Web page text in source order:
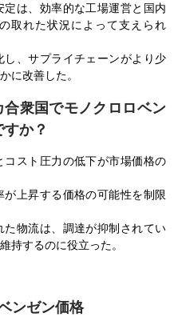
は、効率的な工場運営と国内
取れた状況によって支えられ
、サプライチェーンがより少
に改善した。
衆国でモノクロロベン
か？
スト圧力の低下が市場価格の
上昇する価格の可能性を制限
物流は、調達が抑制されてい
持するのに役立った。
ンゼン価格